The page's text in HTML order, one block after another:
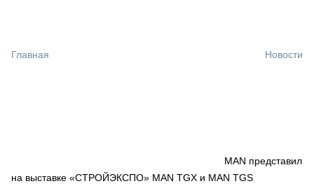
СПЕЦПРОЕКТЫ
Главная Новости
MAN представил
на выставке «СТРОЙЭКСПО» MAN TGX и MAN TGS